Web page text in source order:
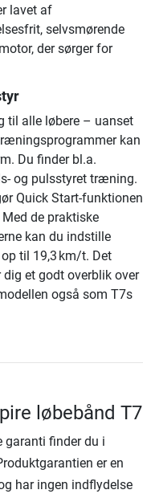
lavet af
selvsmørende
der sørger for
til alle løbere – uanset
kan
Du finder bl.a.
og pulsstyret træning.
Quick Start-funktionen
de praktiske
kan du indstille
til 19,3 km/t. Det
et godt overblik over
også som T7s
løbebånd T7
garanti finder du i
er en
har ingen indflydelse